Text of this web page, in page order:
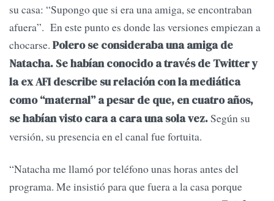
su casa: “Supongo que si era una amiga, se encontraban
afuera”. En este punto es donde las versiones empiezan a
chocarse. Polero se consideraba una amiga de
Natacha. Se habían conocido a través de Twitter y
la ex AFI describe su relación con la mediática
como “maternal” a pesar de que, en cuatro años,
se habían visto cara a cara una sola vez.Según su
versión, su presencia en el canal fue fortuita.
“Natacha me llamó por teléfono unas horas antes del
programa. Me insistió para que fuera a la casa porque